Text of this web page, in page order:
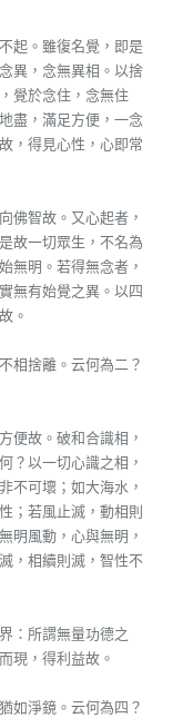
起。雖復名覺，即是
異，念無異相。以捨
覺於念住，念無住
盡，滿足方便，一念
，得見心性，心即常
佛智故。又心起者，
故一切眾生，不名為
無明。若得無念者，
無有始覺之異。以四
。
相捨離。云何為二？
便故。破和合識相，
？以一切心識之相，
不可壞；如大海水，
；若風止滅，動相則
明風動，心與無明，
，相續則滅，智性不
：所謂無量功德之
現，得利益故。
如淨鏡。云何為四？